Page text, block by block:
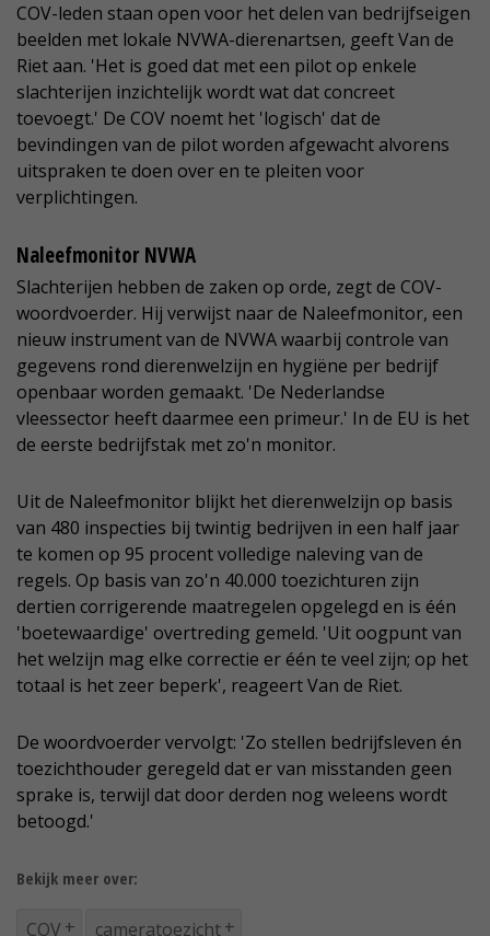
COV-leden staan open voor het delen van bedrijfseigen
beelden met lokale NVWA-dierenartsen, geeft Van de
Riet aan. 'Het is goed dat met een pilot op enkele
slachterijen inzichtelijk wordt wat dat concreet
toevoegt.' De COV noemt het 'logisch' dat de
bevindingen van de pilot worden afgewacht alvorens
uitspraken te doen over en te pleiten voor
verplichtingen.
Naleefmonitor NVWA
Slachterijen hebben de zaken op orde, zegt de COV-
woordvoerder. Hij verwijst naar de Naleefmonitor, een
nieuw instrument van de NVWA waarbij controle van
gegevens rond dierenwelzijn en hygiëne per bedrijf
openbaar worden gemaakt. 'De Nederlandse
vleessector heeft daarmee een primeur.' In de EU is het
de eerste bedrijfstak met zo'n monitor.
Uit de Naleefmonitor blijkt het dierenwelzijn op basis
van 480 inspecties bij twintig bedrijven in een half jaar
te komen op 95 procent volledige naleving van de
regels. Op basis van zo'n 40.000 toezichturen zijn
dertien corrigerende maatregelen opgelegd en is één
'boetewaardige' overtreding gemeld. 'Uit oogpunt van
het welzijn mag elke correctie er één te veel zijn; op het
totaal is het zeer beperk', reageert Van de Riet.
De woordvoerder vervolgt: 'Zo stellen bedrijfsleven én
toezichthouder geregeld dat er van misstanden geen
sprake is, terwijl dat door derden nog weleens wordt
betoogd.'
Bekijk meer over:
COV cameratoezicht